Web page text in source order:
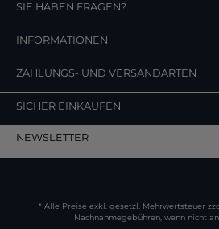
SIE HABEN FRAGEN?
INFORMATIONEN
ZAHLUNGS- UND VERSANDARTEN
SICHER EINKAUFEN
NEWSLETTER
* Alle Preise exkl. gesetzl. Mehrwertsteuer
Nachnahmegebühren, wenn nicht